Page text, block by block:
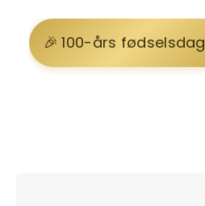
100-års fødselsdag